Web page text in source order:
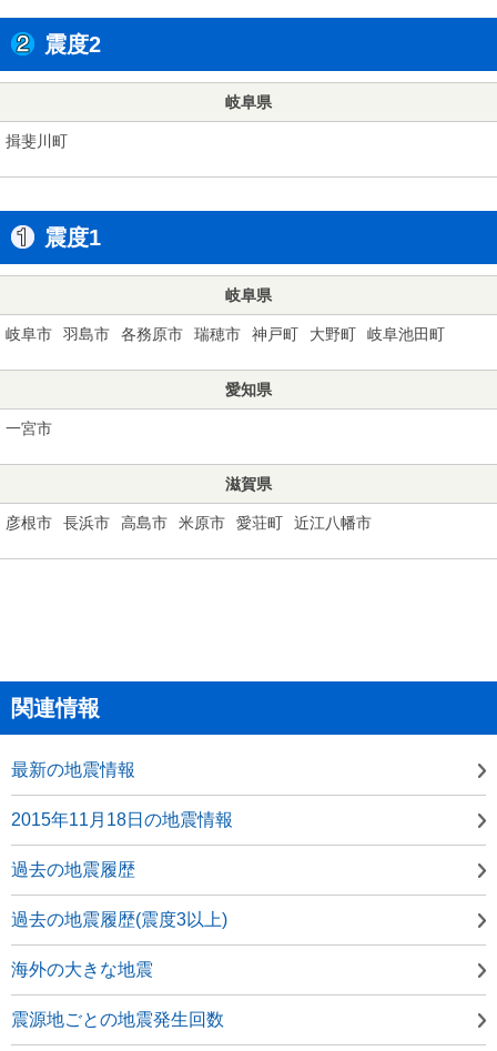
震度2
岐阜県
揖斐川町
震度1
岐阜県
岐阜市 羽島市 各務原市 瑞穂市 神戸町 大野町 岐阜池田町
愛知県
一宮市
滋賀県
彦根市 長浜市 高島市 米原市 愛荘町 近江八幡市
関連情報
最新の地震情報
2015年11月18日の地震情報
過去の地震履歴
過去の地震履歴(震度3以上)
海外の大きな地震
震源地ごとの地震発生回数